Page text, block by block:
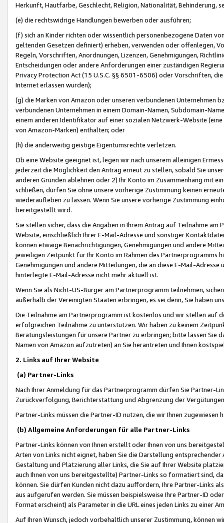
Herkunft, Hautfarbe, Geschlecht, Religion, Nationalität, Behinderung,
(e) die rechtswidrige Handlungen bewerben oder ausführen;
(f) sich an Kinder richten oder wissentlich personenbezogene Daten
geltenden Gesetzen definiert) erheben, verwenden oder offenlegen,
Regeln, Vorschriften, Anordnungen, Lizenzen, Genehmigungen,
Entscheidungen oder andere Anforderungen einer zuständigen
Privacy Protection Act (15 U.S.C. §§ 6501-6506) oder Vorschriften,
Internet erlassen wurden);
(g) die Marken von Amazon oder unseren verbundenen Unternehmen
verbundenen Unternehmen in einem Domain-Namen, Subdomain-
einem anderen Identifikator auf einer sozialen Netzwerk-Website
von Amazon-Marken) enthalten; oder
(h) die anderweitig geistige Eigentumsrechte verletzen.
Ob eine Website geeignet ist, legen wir nach unserem alleinigen
jederzeit die Möglichkeit den Antrag erneut zu stellen, sobald Sie
anderen Gründen ablehnen oder 2) Ihr Konto im Zusammenhang mit
schließen, dürfen Sie ohne unsere vorherige Zustimmung keinen
wiederaufleben zu lassen. Wenn Sie unsere vorherige Zustimmung
bereitgestellt wird.
Sie stellen sicher, dass die Angaben in Ihrem Antrag auf Teilnahme
Website, einschließlich Ihrer E-Mail-Adresse und sonstiger
können etwaige Benachrichtigungen, Genehmigungen und andere
jeweiligen Zeitpunkt für Ihr Konto im Rahmen des Partnerprogramms
Genehmigungen und andere Mitteilungen, die an diese E-Mail-
hinterlegte E-Mail-Adresse nicht mehr aktuell ist.
Wenn Sie als Nicht-US-Bürger am Partnerprogramm teilnehmen,
außerhalb der Vereinigten Staaten erbringen, es sei denn, Sie haben
Die Teilnahme am Partnerprogramm ist kostenlos und wir stellen auf
erfolgreichen Teilnahme zu unterstützen. Wir haben zu keinem
Beratungsleistungen für unsere Partner zu erbringen; bitte lassen Sie
Namen von Amazon aufzutreten) an Sie herantreten und Ihnen
2. Links auf Ihrer Website
(a) Partner-Links
Nach Ihrer Anmeldung für das Partnerprogramm dürfen Sie Partner-
Zurückverfolgung, Berichterstattung und Abgrenzung der
Partner-Links müssen die Partner-ID nutzen, die wir Ihnen zugewiesen
(b) Allgemeine Anforderungen für alle Partner-Links
Partner-Links können von Ihnen erstellt oder Ihnen von uns
Arten von Links nicht eignet, haben Sie die Darstellung
Gestaltung und Platzierung aller Links, die Sie auf Ihrer Website
auch Ihnen von uns bereitgestellte) Partner-Links so formatiert sind,
können. Sie dürfen Kunden nicht dazu auffordern, Ihre Partner-Links
aus aufgerufen werden. Sie müssen beispielsweise Ihre Partner-ID
Format erscheint) als Parameter in die URL eines jeden Links zu einer
Auf Ihren Wunsch, jedoch vorbehaltlich unserer Zustimmung, können